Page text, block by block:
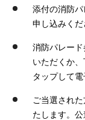
添付の消防
申し込みくだ
消防パレー
いただくか
タップして
ご当選され
たします。